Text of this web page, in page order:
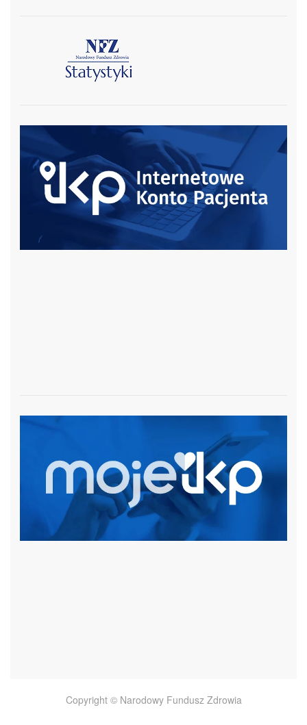
czytaj więcej
czytaj więcej
czytaj więcej
Copyright © Narodowy Fundusz Zdrowia